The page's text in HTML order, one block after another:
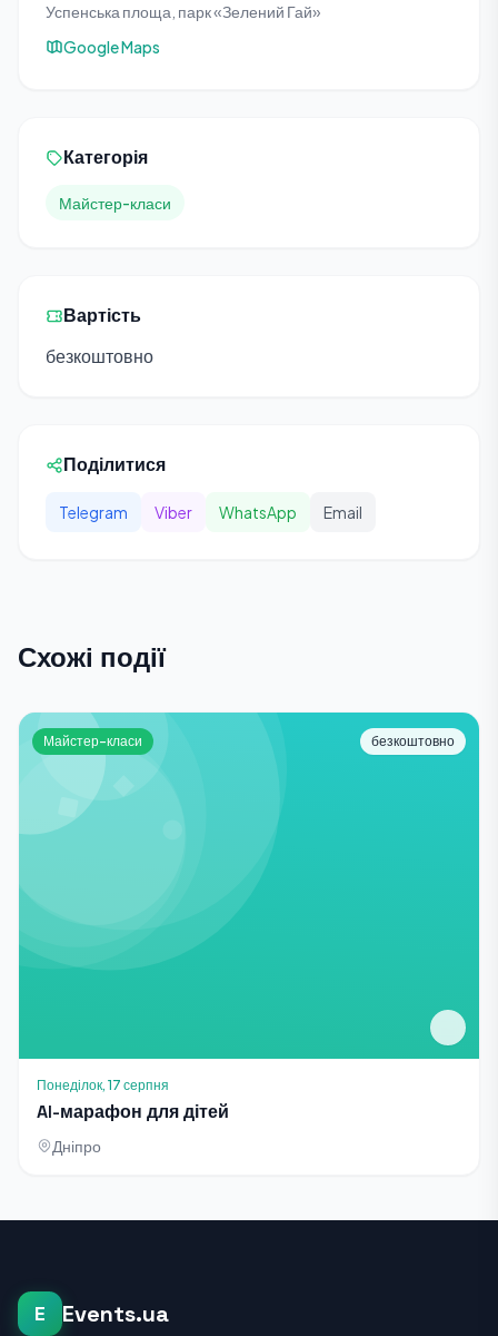
Успенська площа, парк «Зелений Гай»
Google Maps
Категорія
Майстер-класи
Вартість
безкоштовно
Поділитися
Telegram Viber WhatsApp Email
Схожі події
Майстер-класи безкоштовно
Понеділок, 17 серпня
AI-марафон для дітей
Дніпро
E Events.ua